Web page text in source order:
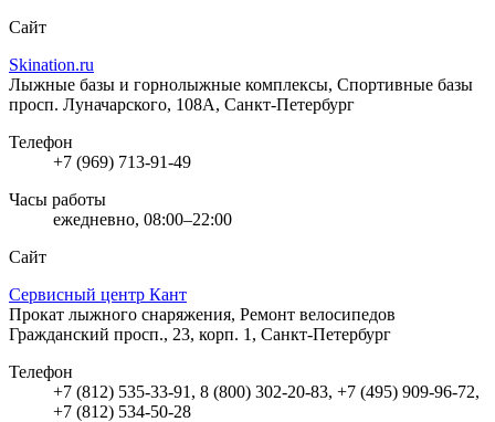
Сайт
Skination.ru
Лыжные базы и горнолыжные комплексы, Спортивные базы
просп. Луначарского, 108А, Санкт-Петербург
Телефон
+7 (969) 713-91-49
Часы работы
ежедневно, 08:00–22:00
Сайт
Сервисный центр Кант
Прокат лыжного снаряжения, Ремонт велосипедов
Гражданский просп., 23, корп. 1, Санкт-Петербург
Телефон
+7 (812) 535-33-91, 8 (800) 302-20-83, +7 (495) 909-96-72,
+7 (812) 534-50-28